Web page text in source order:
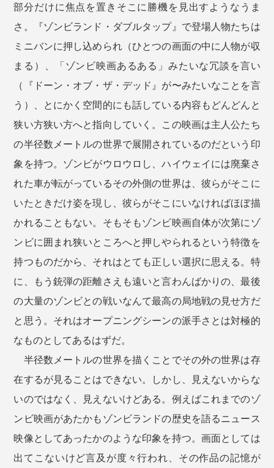
部分だけに焦点を置きそこに勝機を見出すようなうま
さ。『ゾンビランド・ダブルタップ』で登場人物たちは
ミニバンに押し込められ（ひとつの画面の中に人物が収
まる）、「ゾンビ映画あるある」みたいな冗談を言い
（『ドーン・オブ・ザ・デッド』が〜みたいなことを言
う）、とにかく空間的にも話している内容もどんどんと
狭い方狭い方へと指向していく。この映画は主人公たち
の半径数メートルの世界で展開されているのだという印
象を持つ。ゾンビがウロウロし、ハイウェイには廃棄さ
れた車が転がっているその外側の世界は、彼らがそこに
いたときだけ姿を現し、彼らがそこにいなければほぼ描
かれることもない。そもそもゾンビ映画自体が次第にゾ
ンビに囲まれ狭いところへと押しやられるという特徴を
持つものだから、それはとても正しい選択に思える。特
に、もう銃弾の距離さえも遠いと言わんばかりの、最後
の大量のゾンビとの戦いなんて最高の局地戦の見せ方だ
と思う。それはオープニングシーンの派手さとは対極的
なものとしてあるはずだ。
半径数メートルの世界を描くことでその外の世界は存
在するが見ることはできない。しかし、見えないからな
いのではなく、見えないけどある。例えばこれまでのゾ
ンビ映画があたかもゾンビランドの歴史を語るニュース
映像としてあったかのような印象を持つ。画面としては
出てこないけど言及が度々行われ、その作品の記憶が